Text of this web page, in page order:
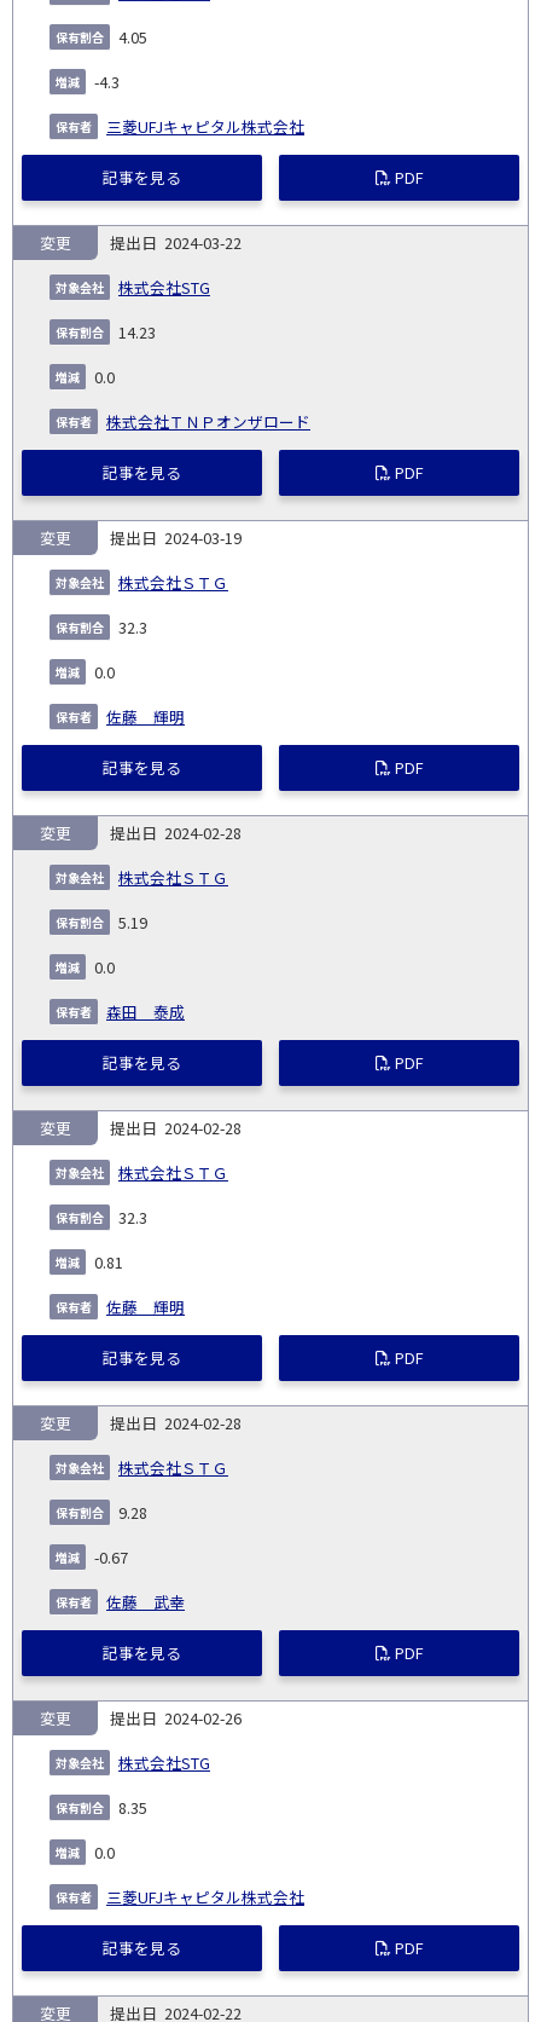
4.05
-4.3
三菱UFJキャピタル株式会社
記事を見る PDF
2024-03-22
株式会社STG
変更
14.23
0.0
株式会社ＴＮＰオンザロード
記事を見る PDF
2024-03-19
株式会社ＳＴＧ
変更
32.3
0.0
佐藤 輝明
記事を見る PDF
2024-02-28
株式会社ＳＴＧ
変更
5.19
0.0
森田 泰成
記事を見る PDF
2024-02-28
株式会社ＳＴＧ
変更
32.3
0.81
佐藤 輝明
記事を見る PDF
2024-02-28
株式会社ＳＴＧ
変更
9.28
-0.67
佐藤 武幸
記事を見る PDF
2024-02-26
株式会社STG
変更
8.35
0.0
三菱UFJキャピタル株式会社
記事を見る PDF
2024-02-22
変更